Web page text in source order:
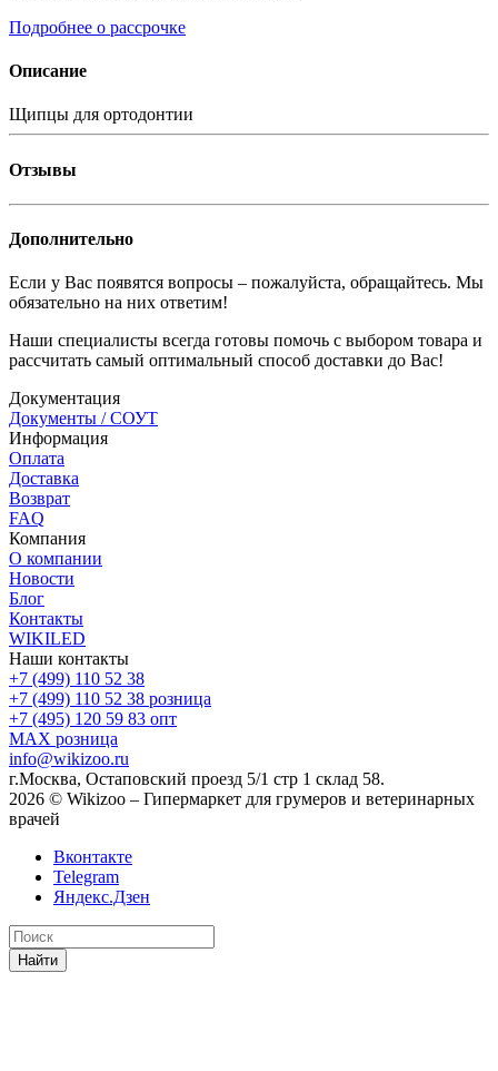
Подробнее о рассрочке
Описание
Щипцы для ортодонтии
Отзывы
Дополнительно
Если у Вас появятся вопросы – пожалуйста, обращайтесь. Мы
обязательно на них ответим!
Наши специалисты всегда готовы помочь с выбором товара и
рассчитать самый оптимальный способ доставки до Вас!
Документация
Документы / СОУТ
Информация
Оплата
Доставка
Возврат
FAQ
Компания
О компании
Новости
Блог
Контакты
WIKILED
Наши контакты
+7 (499) 110 52 38
+7 (499) 110 52 38 розница
+7 (495) 120 59 83 опт
MAX розница
info@wikizoo.ru
г.Москва, Остаповский проезд 5/1 стр 1 склад 58.
2026 © Wikizoo – Гипермаркет для грумеров и ветеринарных
врачей
Вконтакте
Telegram
Яндекс.Дзен
Найти